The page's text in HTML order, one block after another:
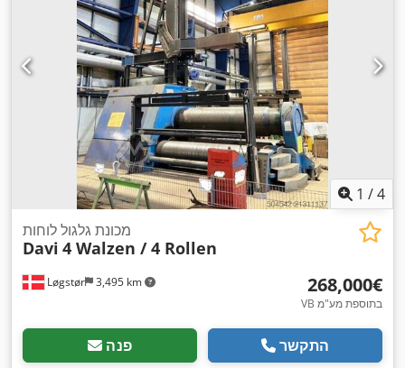
1 /4
Løgstør 3,495 km
מכונת גלגול לוחות
Davi 4 Walzen / 4 Rollen
‏268,000 ‏€
VB בתוספת מע"מ
פנה התקשר